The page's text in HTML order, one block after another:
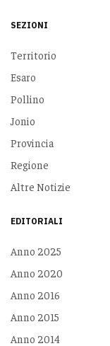
SEZIONI
Territorio
Esaro
Pollino
Jonio
Provincia
Regione
Altre Notizie
EDITORIALI
Anno 2025
Anno 2020
Anno 2016
Anno 2015
Anno 2014